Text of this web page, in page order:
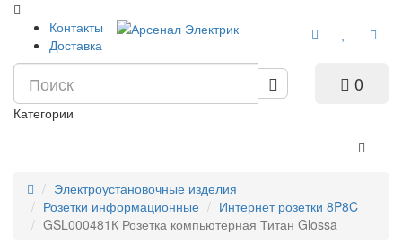
Контакты
Доставка
0
Категории
Электроустановочные изделия
Розетки информационные
Интернет розетки 8P8C
GSL000481К Розетка компьютерная Титан Glossa